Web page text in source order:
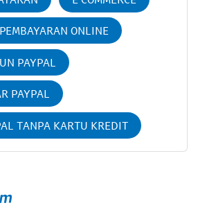
ONLINE
PAYPAL
PAYPAL
TANPA KARTU KREDIT